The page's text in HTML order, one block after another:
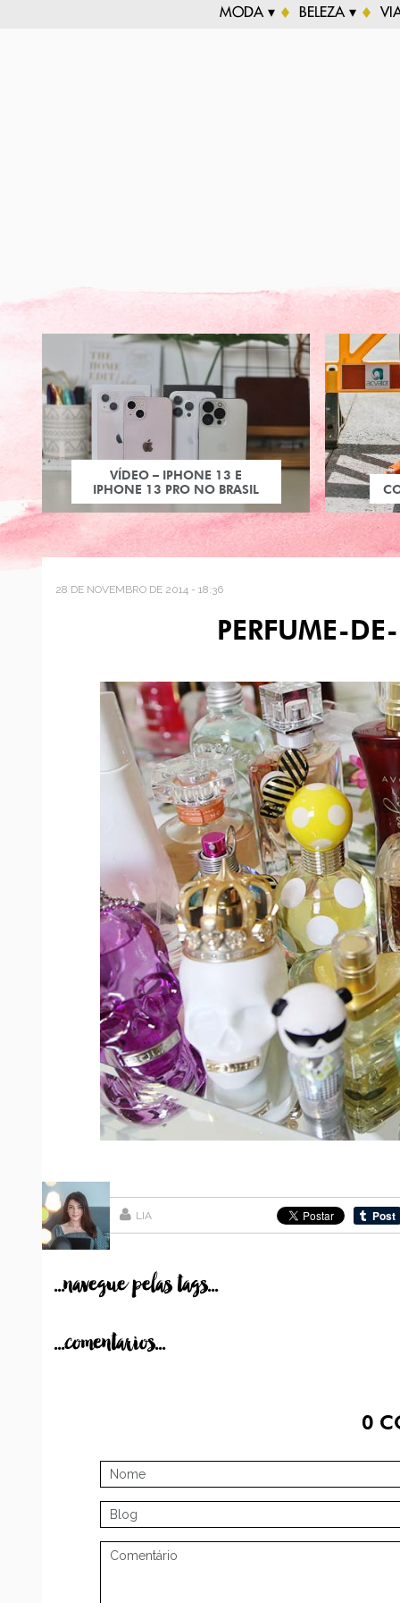
MODA ▾ BELEZA ▾
VÍDEO – IPHONE 13 E
IPHONE 13 PRO NO BRASIL
28 DE NOVEMBRO DE 2014 - 18:36
PERFUME-
LIA
...navegue pelas tags...
...comentarios...
0